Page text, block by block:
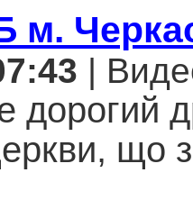
м.
|
дорогий
що